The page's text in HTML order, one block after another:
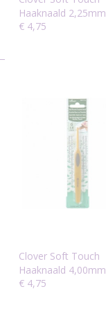
Haaknaald 2,25mm
€ 4,75
Clover Soft Touch
Haaknaald 4,00mm
€ 4,75